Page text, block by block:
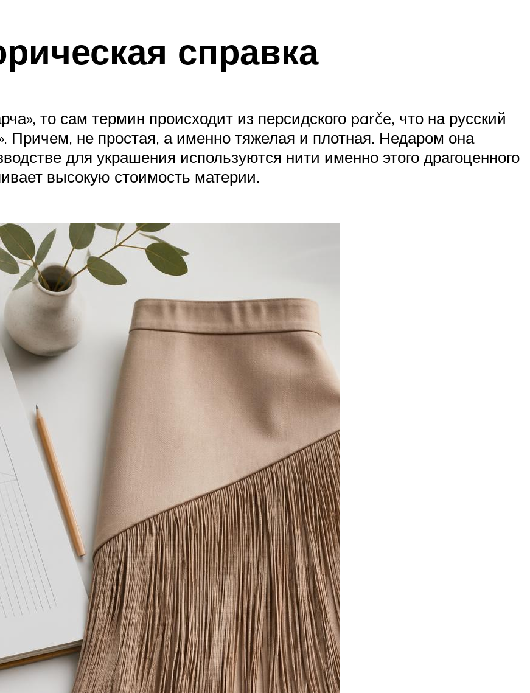
справка
то сам термин происходит из персидского parče, что на русский
Причем, не простая, а именно тяжелая и плотная. Недаром она
для украшения используются нити именно этого драгоценного
высокую стоимость материи.